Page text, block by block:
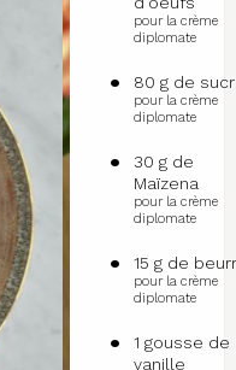
pour la crème
diplomate
80 g de
pour la crème
diplomate
30 g de
Maïzena
pour la crème
diplomate
15 g de
pour la crème
diplomate
1 gousse de
vanille